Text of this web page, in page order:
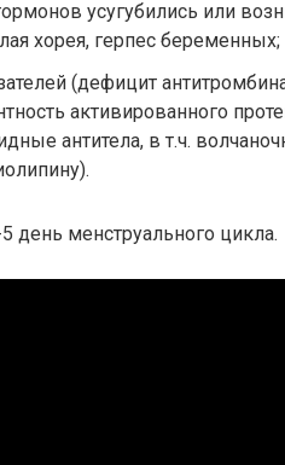
усугубились или
хорея, герпес беременных;
(дефицит
активированного
антитела, в т.ч.
день менструального цикла.